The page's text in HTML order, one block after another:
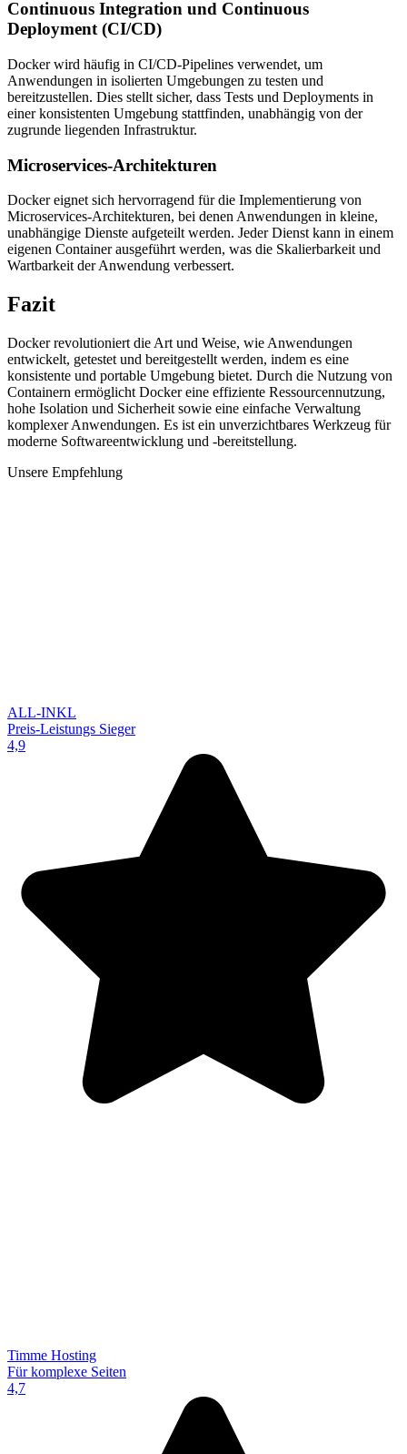
Continuous Integration und Continuous
Deployment (CI/CD)
Docker wird häufig in CI/CD-Pipelines verwendet, um
Anwendungen in isolierten Umgebungen zu testen und
bereitzustellen. Dies stellt sicher, dass Tests und Deployments in
einer konsistenten Umgebung stattfinden, unabhängig von der
zugrunde liegenden Infrastruktur.
Microservices-Architekturen
Docker eignet sich hervorragend für die Implementierung von
Microservices-Architekturen, bei denen Anwendungen in kleine,
unabhängige Dienste aufgeteilt werden. Jeder Dienst kann in einem
eigenen Container ausgeführt werden, was die Skalierbarkeit und
Wartbarkeit der Anwendung verbessert.
Fazit
Docker revolutioniert die Art und Weise, wie Anwendungen
entwickelt, getestet und bereitgestellt werden, indem es eine
konsistente und portable Umgebung bietet. Durch die Nutzung von
Containern ermöglicht Docker eine effiziente Ressourcennutzung,
hohe Isolation und Sicherheit sowie eine einfache Verwaltung
komplexer Anwendungen. Es ist ein unverzichtbares Werkzeug für
moderne Softwareentwicklung und -bereitstellung.
Unsere Empfehlung
ALL-INKL
Preis-Leistungs Sieger
4,9
Timme Hosting
Für komplexe Seiten
4,7